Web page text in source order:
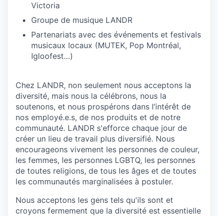
Victoria
Groupe de musique LANDR
Partenariats avec des événements et festivals
musicaux locaux (MUTEK, Pop Montréal,
Igloofest…)
Chez LANDR, non seulement nous acceptons la
diversité, mais nous la célébrons, nous la
soutenons, et nous prospérons dans l’intérêt de
nos employé.e.s, de nos produits et de notre
communauté. LANDR s'efforce chaque jour de
créer un lieu de travail plus diversifié. Nous
encourageons vivement les personnes de couleur,
les femmes, les personnes LGBTQ, les personnes
de toutes religions, de tous les âges et de toutes
les communautés marginalisées à postuler.
Nous acceptons les gens tels qu'ils sont et
croyons fermement que la diversité est essentielle